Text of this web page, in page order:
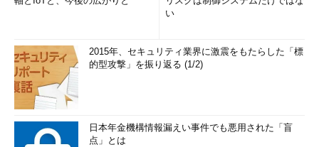
い
2015年、セキュリティ業界に激震をもたらした「標
的型攻撃」を振り返る (1/2)
日本年金機構情報漏えい事件でも悪用された「盲
点」とは